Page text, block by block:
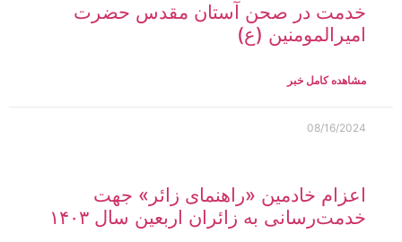
خدمت در صحن آستان مقدس حضرت
امیرالمومنین (ع)
مشاهده کامل خبر
08/16/2024
اعزام خادمین «راهنمای زائر» جهت
خدمت‌رسانی به زائران اربعین سال ۱۴۰۳